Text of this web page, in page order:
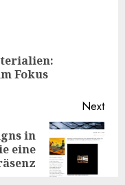
Fokus
Next
in
eine